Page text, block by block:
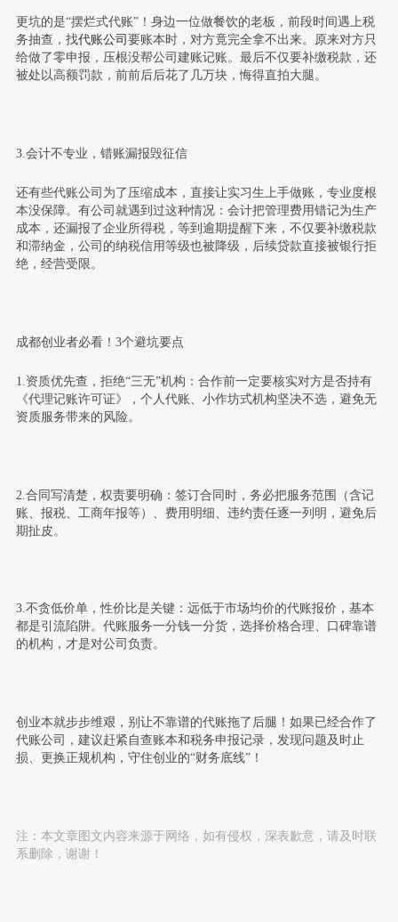
更坑的是“摆烂式代账”！身边一位做餐饮的老板，前段时间遇上税
务抽查，找代账公司要账本时，对方竟完全拿不出来。原来对方只
给做了零申报，压根没帮公司建账记账。最后不仅要补缴税款，还
被处以高额罚款，前前后后花了几万块，悔得直拍大腿。
3.会计不专业，错账漏报毁征信
还有些代账公司为了压缩成本，直接让实习生上手做账，专业度根
本没保障。有公司就遇到过这种情况：会计把管理费用错记为生产
成本，还漏报了企业所得税，等到逾期提醒下来，不仅要补缴税款
和滞纳金，公司的纳税信用等级也被降级，后续贷款直接被银行拒
绝，经营受限。
成都创业者必看！3个避坑要点
1.资质优先查，拒绝“三无”机构： 合作前一定要核实对方是否持有
《代理记账许可证》，个人代账、小作坊式机构坚决不选，避免无
资质服务带来的风险。
2.合同写清楚，权责要明确： 签订合同时，务必把服务范围（含记
账、报税、工商年报等）、费用明细、违约责任逐一列明，避免后
期扯皮。
3.不贪低价单，性价比是关键： 远低于市场均价的代账报价，基本
都是引流陷阱。代账服务一分钱一分货，选择价格合理、口碑靠谱
的机构，才是对公司负责。
创业本就步步维艰，别让不靠谱的代账拖了后腿！如果已经合作了
代账公司，建议赶紧自查账本和税务申报记录，发现问题及时止
损、更换正规机构，守住创业的“财务底线”！
注：本文章图文内容来源于网络，如有侵权，深表歉意，请及时联
系删除，谢谢！